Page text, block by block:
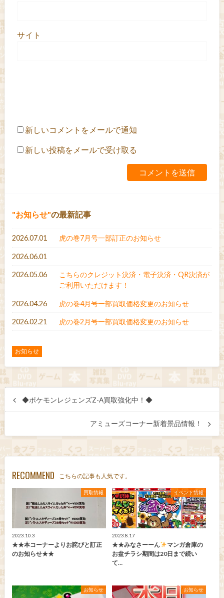
サイト
新しいコメントをメールで通知
新しい投稿をメールで受け取る
お知らせ の最新記事
2026.07.01 虎の巻7月号一部訂正のお知らせ
2026.06.01
2026.05.06
こちらのクレジット決済・電子決済・QR決済が
ご利用いただけます！
2026.04.26 虎の巻4月号一部買取価格変更のお知らせ
2026.02.21 虎の巻2月号一部買取価格変更のお知らせ
お知らせ
◆ポケモンレジェンズZ-A買取強化中！◆
アミューズコーナー新着景品情報！
RECOMMEND こちらの記事も人気です。
買取情報
2023.10.3
★★本コーナーよりお詫びと訂正
のお知らせ★★
イベント情報
2023.8.17
★★みなさーーん
マンガ倉庫の
お盆チラシ期間は20日まで続い
て…
お知らせ お知らせ